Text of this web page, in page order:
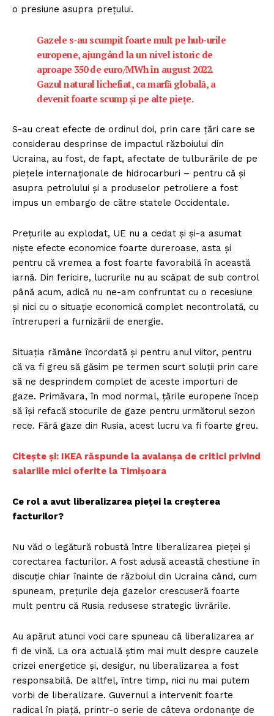
o presiune asupra prețului.
Gazele s-au scumpit foarte mult pe hub-urile
europene, ajungând la un nivel istoric de
aproape 350 de euro/MWh în august 2022.
Gazul natural lichefiat, ca marfă globală, a
devenit foarte scump și pe alte piețe.
S-au creat efecte de ordinul doi, prin care țări care se
considerau desprinse de impactul războiului din
Ucraina, au fost, de fapt, afectate de tulburările de pe
piețele internaționale de hidrocarburi – pentru că și
asupra petrolului și a produselor petroliere a fost
impus un embargo de către statele Occidentale.
Prețurile au explodat, UE nu a cedat și și-a asumat
niște efecte economice foarte dureroase, asta și
pentru că vremea a fost foarte favorabilă în această
iarnă. Din fericire, lucrurile nu au scăpat de sub control
până acum, adică nu ne-am confruntat cu o recesiune
și nici cu o situație economică complet necontrolată, cu
întreruperi a furnizării de energie.
Situația rămâne încordată și pentru anul viitor, pentru
că va fi greu să găsim pe termen scurt soluții prin care
să ne desprindem complet de aceste importuri de
gaze. Primăvara, în mod normal, țările europene încep
să își refacă stocurile de gaze pentru următorul sezon
rece. Fără gaze din Rusia, acest lucru va fi foarte greu.
Citește și: IKEA răspunde la avalanșa de critici privind
salariile mici oferite la Timișoara
Ce rol a avut liberalizarea pieței la creșterea
facturilor?
Nu văd o legătură robustă între liberalizarea pieței și
corectarea facturilor. A fost adusă această chestiune în
discuție chiar înainte de războiul din Ucraina când, cum
spuneam, prețurile deja gazelor crescuseră foarte
mult pentru că Rusia redusese strategic livrările.
Au apărut atunci voci care spuneau că liberalizarea ar
fi de vină. La ora actuală știm mai mult despre cauzele
crizei energetice și, desigur, nu liberalizarea a fost
responsabilă. De altfel, între timp, nici nu mai putem
vorbi de liberalizare. Guvernul a intervenit foarte
radical în piață, printr-o serie de câteva ordonanțe de